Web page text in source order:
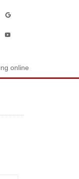
online